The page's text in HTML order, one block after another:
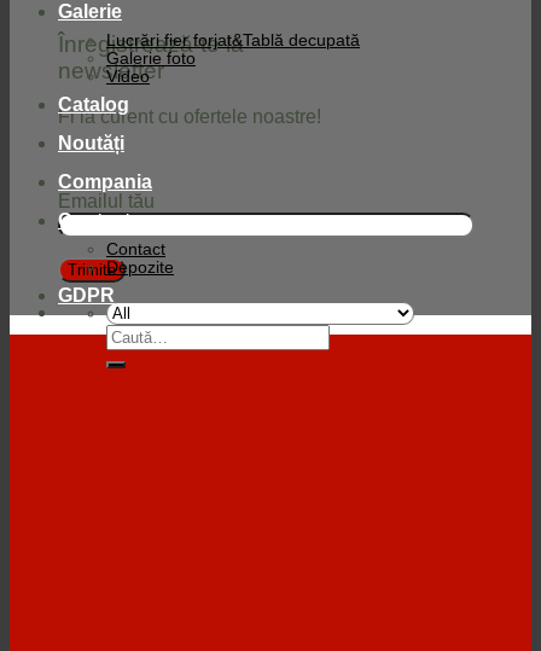
Înregistrează-te la
newsletter
Fi la curent cu ofertele noastre!
Emailul tău
Caută
după:
Galerie
Lucrări fier forjat&Tablă decupată
Galerie foto
Video
Catalog
Noutăți
Compania
Contact
Contact
Depozite
GDPR